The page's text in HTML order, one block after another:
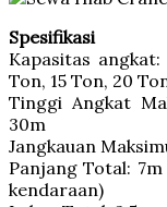
Spesifikasi
Kapasitas
Ton, 15 Ton, 20
Tinggi Angkat
30m
Jangkauan
Panjang Total:
kendaraan)